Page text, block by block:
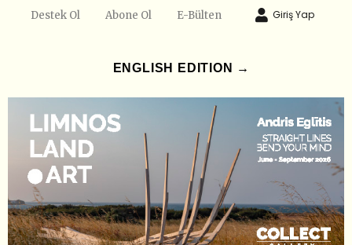
Destek Ol Abone Ol E-Bülten Giriş Yap
ENGLISH EDITION →